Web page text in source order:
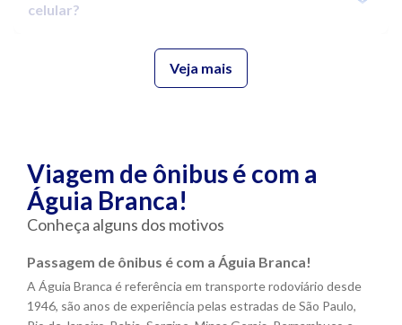
celular?
A partir de quantos anos crianças podem viajar
Posso transferir minha passagem de ônibus
para outra pessoa?
passagem de ônibus?
Veja mais
Viagem de ônibus é com a
Águia Branca!
Conheça alguns dos motivos
Passagem de ônibus é com a Águia Branca!
A Águia Branca é referência em transporte rodoviário desde
1946, são anos de experiência pelas estradas de São Paulo,